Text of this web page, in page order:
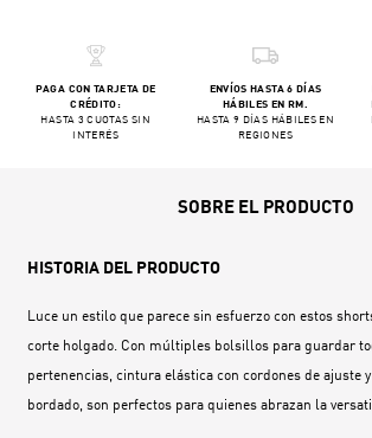
PAGA CON TARJETA DE
CRÉDITO:
HASTA 3 CUOTAS SIN
INTERÉS
ENVÍOS HASTA 6 DÍAS
HÁBILES EN RM.
HASTA 9 DÍAS HÁBILES EN
REGIONES
SOBRE EL PRODUCTO
HISTORIA DEL PRODUCTO
Luce un estilo que parece sin esfuerzo con estos
corte holgado. Con múltiples bolsillos para guardar
pertenencias, cintura elástica con cordones de ajuste
bordado, son perfectos para quienes abrazan la